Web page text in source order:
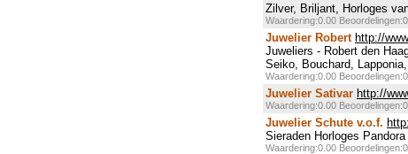
Zilver, Briljant, Horloges
Waardering:0.00 Beoordelingen:0
Juwelier Robert http://
Juweliers - Robert den
Seiko, Bouchard,
Waardering:0.00 Beoordelingen:0
Juwelier Sativar http://
Waardering:0.00 Beoordelingen:0
Juwelier Schute v.o.f.
Sieraden Horloges
Waardering:0.00 Beoordelingen:0